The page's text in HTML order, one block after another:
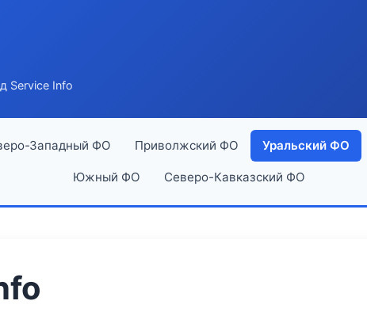
Service Info
Западный ФО Приволжский ФО Уральский ФО
Южный ФО Северо-Кавказский ФО